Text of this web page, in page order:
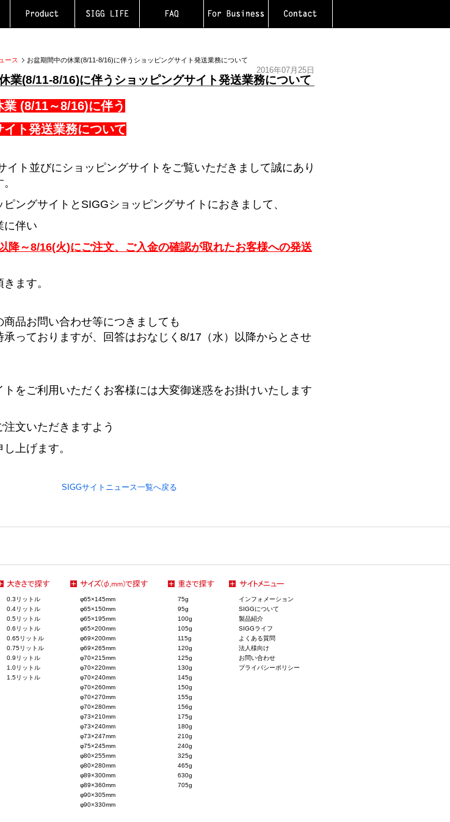
ース お盆期間中の休業(8/11-8/16)に伴うショッピングサイト発送業務について
2016年07月25日
業(8/11-8/16)に伴うショッピングサイト発送業務について
(8/11～8/16)に伴う
イト発送業務について
イト並びにショッピングサイトをご覧いただきまして誠にあり
ングサイトとSIGGショッピングサイトにおきまして、
に伴い
降～8/16(火)にご注文、ご入金の確認が取れたお客様への発送
ます。
商品お問い合わせ等につきましても
承っておりますが、回答はおなじく8/17（水）以降からとさせ
トをご利用いただくお客様には大変御迷惑をお掛けいたします
文いただきますよう
上げます。
SIGGサイトニュース一覧へ戻る
0.3リットル
0.4リットル
0.5リットル
0.6リットル
0.65リットル
0.75リットル
0.9リットル
1.0リットル
1.5リットル
φ65×145mm
φ65×150mm
φ65×195mm
φ65×200mm
φ69×200mm
φ69×265mm
φ70×215mm
φ70×220mm
φ70×240mm
φ70×260mm
φ70×270mm
φ70×280mm
φ73×210mm
φ73×240mm
φ73×247mm
φ75×245mm
φ80×255mm
φ80×280mm
φ89×300mm
φ89×360mm
φ90×305mm
φ90×330mm
75g
95g
100g
105g
115g
120g
125g
130g
145g
150g
155g
156g
175g
180g
210g
240g
325g
465g
630g
705g
インフォメーション
SIGGについて
製品紹介
SIGGライフ
よくある質問
法人様向け
お問い合わせ
プライバシーポリシー